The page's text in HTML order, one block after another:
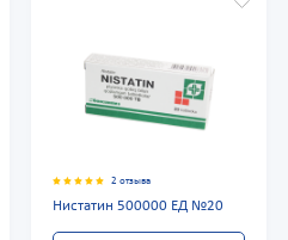
2 отзыва
Нистатин 500000 ЕД №20